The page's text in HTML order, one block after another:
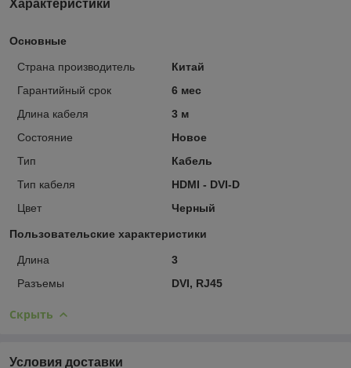
Характеристики
Основные
Страна производитель
Китай
Гарантийный срок
6 мес
Длина кабеля
3 м
Состояние
Новое
Тип
Кабель
Тип кабеля
HDMI - DVI-D
Цвет
Черный
Пользовательские характеристики
Длина
3
Разъемы
DVI, RJ45
Скрыть
Условия доставки